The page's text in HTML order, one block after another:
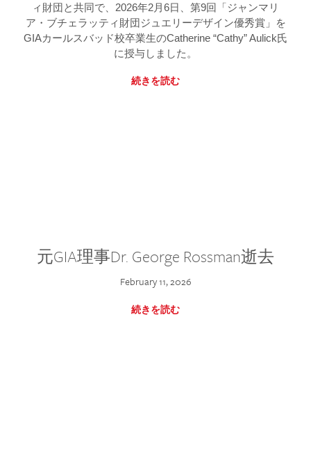
ィ財団と共同で、2026年2月6日、第9回「ジャンマリ
ア・ブチェラッティ財団ジュエリーデザイン優秀賞」を
GIAカールスバッド校卒業生のCatherine “Cathy” Aulick氏
に授与しました。
続きを読む
元GIA理事Dr. George Rossman逝去
February 11, 2026
続きを読む